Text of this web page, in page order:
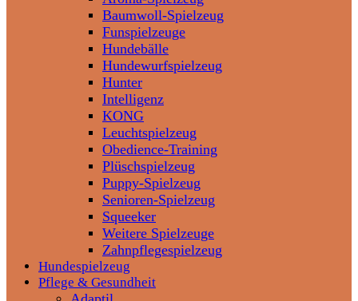
Baumwoll-Spielzeug
Funspielzeuge
Hundebälle
Hundewurfspielzeug
Hunter
Intelligenz
KONG
Leuchtspielzeug
Obedience-Training
Plüschspielzeug
Puppy-Spielzeug
Senioren-Spielzeug
Squeeker
Weitere Spielzeuge
Zahnpflegespielzeug
Hundespielzeug
Pflege & Gesundheit